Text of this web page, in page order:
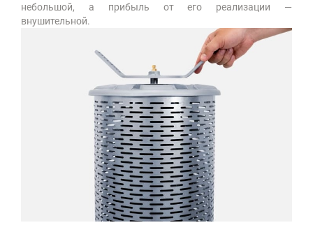
небольшой, а прибыль от его реализации —
внушительной.